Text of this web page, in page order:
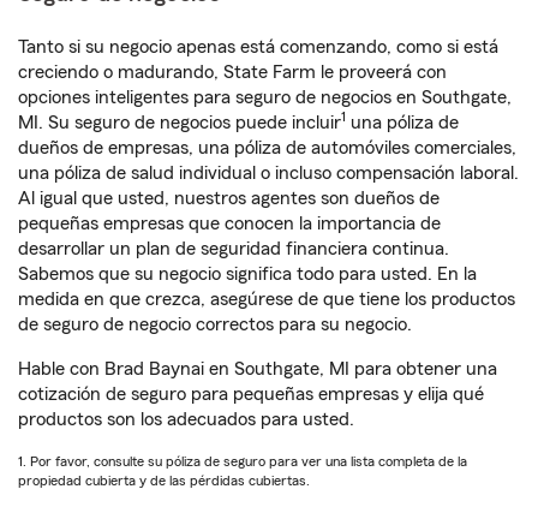
Tanto si su negocio apenas está comenzando, como si está
creciendo o madurando, State Farm le proveerá con
opciones inteligentes para seguro de negocios en Southgate,
MI. Su seguro de negocios puede incluir1 una póliza de
dueños de empresas, una póliza de automóviles comerciales,
una póliza de salud individual o incluso compensación laboral.
Al igual que usted, nuestros agentes son dueños de
pequeñas empresas que conocen la importancia de
desarrollar un plan de seguridad financiera continua.
Sabemos que su negocio significa todo para usted. En la
medida en que crezca, asegúrese de que tiene los productos
de seguro de negocio correctos para su negocio.
Hable con Brad Baynai en Southgate, MI para obtener una
cotización de seguro para pequeñas empresas y elija qué
productos son los adecuados para usted.
1. Por favor, consulte su póliza de seguro para ver una lista completa de la
propiedad cubierta y de las pérdidas cubiertas.